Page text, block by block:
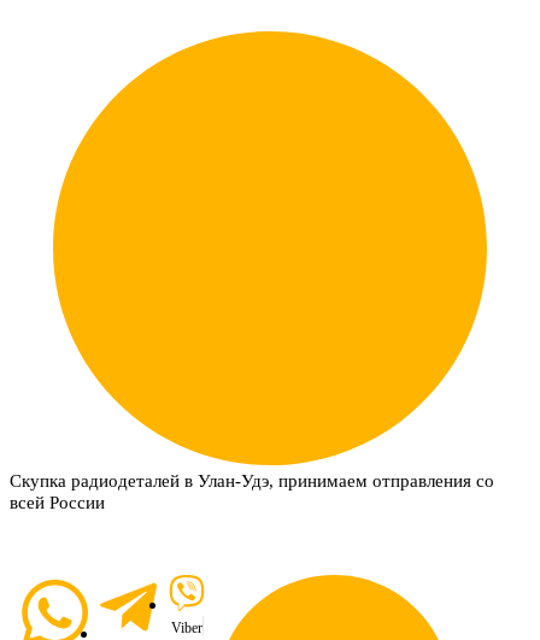
Скупка радиодеталей в Улан-Удэ, принимаем отправления со
всей России
Viber